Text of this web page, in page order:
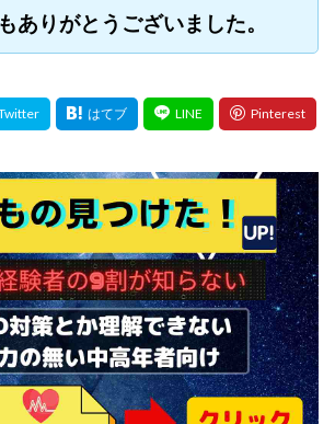
ありがとうございました。
フリー株式会社
をタップするだけ!?)
ホーム合同会社
検索